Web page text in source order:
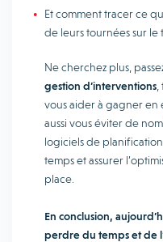
Et comment tracer ce
de leurs tournées sur le
Ne cherchez plus,
gestion d’interventions
vous aider à gagner
aussi vous éviter de
logiciels de
temps et assurer
place.
En conclusion,
perdre du temps et de